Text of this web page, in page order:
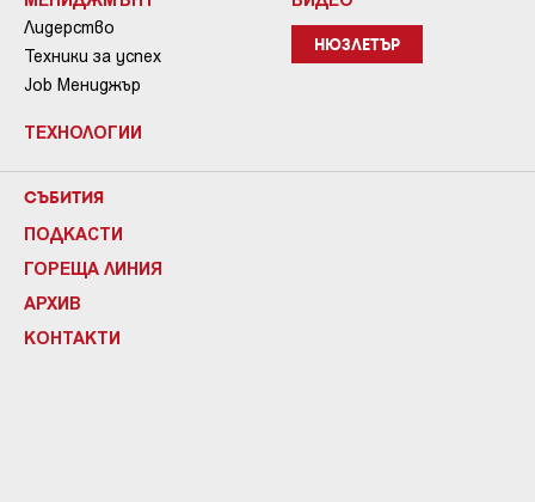
Лидерство
Техники за успех
Job Мениджър
ТЕХНОЛОГИИ
НЮЗЛЕТЪР
СЪБИТИЯ
ПОДКАСТИ
ГОРЕЩА ЛИНИЯ
АРХИВ
КОНТАКТИ